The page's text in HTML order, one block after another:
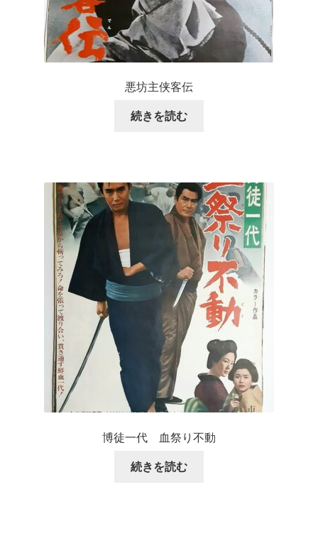
悪坊主侠客伝
続きを読む
博徒一代 血祭り不動
続きを読む